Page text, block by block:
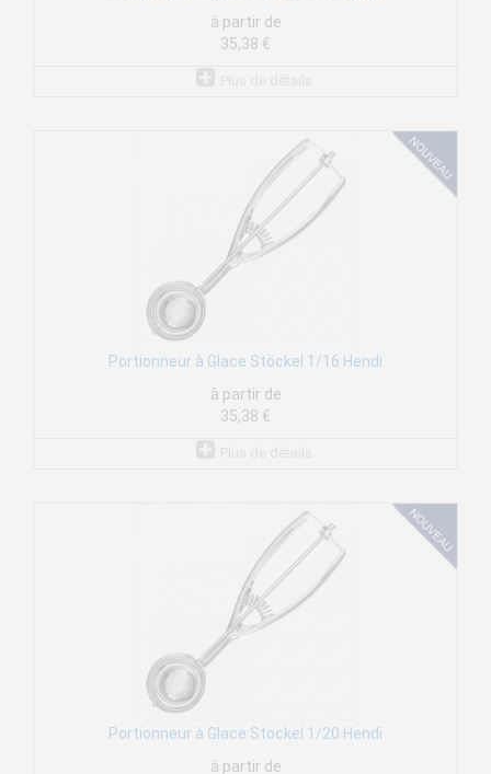
à partir de
35,38 €
Portionneur à Glace Stöckel 1/16 Hendi
à partir de
35,38 €
Portionneur à Glace Stöckel 1/20 Hendi
à partir de